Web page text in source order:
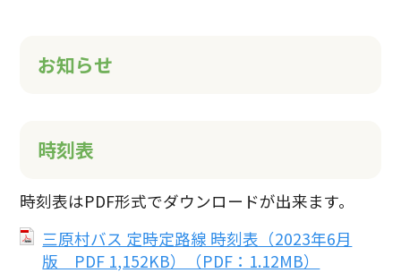
お知らせ
時刻表
時刻表はPDF形式でダウンロードが出来ます。
三原村バス 定時定路線 時刻表（2023年6月
版 PDF 1,152KB）（PDF：1.12MB）